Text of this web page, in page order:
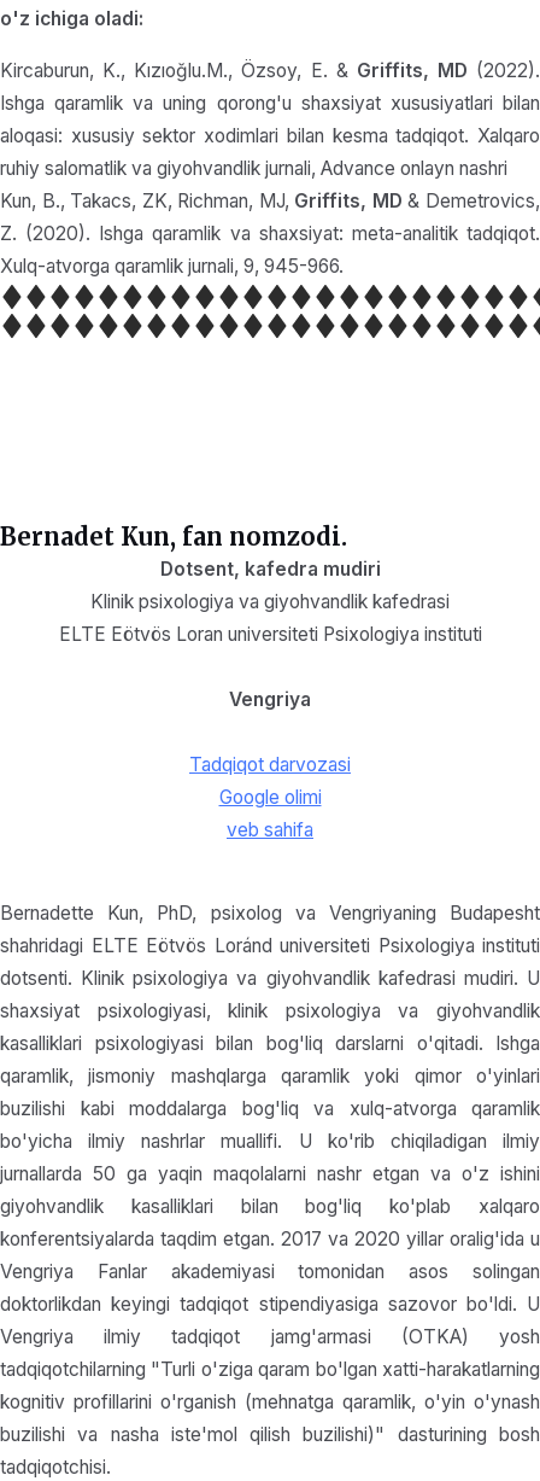
o'z ichiga oladi:
Kircaburun, K., Kızıoğlu.M., Özsoy, E. & Griffits, MD (2022).
Ishga qaramlik va uning qorong'u shaxsiyat xususiyatlari bilan
aloqasi: xususiy sektor xodimlari bilan kesma tadqiqot. Xalqaro
ruhiy salomatlik va giyohvandlik jurnali, Advance onlayn nashri
Kun, B., Takacs, ZK, Richman, MJ, Griffits, MD & Demetrovics,
Z. (2020). Ishga qaramlik va shaxsiyat: meta-analitik tadqiqot.
Xulq-atvorga qaramlik jurnali, 9, 945-966.
Bernadet Kun, fan nomzodi.
Dotsent, kafedra mudiri
Klinik psixologiya va giyohvandlik kafedrasi
ELTE Eötvös Loran universiteti Psixologiya instituti
Vengriya
Tadqiqot darvozasi
Google olimi
veb sahifa
Bernadette Kun, PhD, psixolog va Vengriyaning Budapesht
shahridagi ELTE Eötvös Loránd universiteti Psixologiya instituti
dotsenti. Klinik psixologiya va giyohvandlik kafedrasi mudiri. U
shaxsiyat psixologiyasi, klinik psixologiya va giyohvandlik
kasalliklari psixologiyasi bilan bog'liq darslarni o'qitadi. Ishga
qaramlik, jismoniy mashqlarga qaramlik yoki qimor o'yinlari
buzilishi kabi moddalarga bog'liq va xulq-atvorga qaramlik
bo'yicha ilmiy nashrlar muallifi. U ko'rib chiqiladigan ilmiy
jurnallarda 50 ga yaqin maqolalarni nashr etgan va o'z ishini
giyohvandlik kasalliklari bilan bog'liq ko'plab xalqaro
konferentsiyalarda taqdim etgan. 2017 va 2020 yillar oralig'ida u
Vengriya Fanlar akademiyasi tomonidan asos solingan
doktorlikdan keyingi tadqiqot stipendiyasiga sazovor bo'ldi. U
Vengriya ilmiy tadqiqot jamg'armasi (OTKA) yosh
tadqiqotchilarning "Turli o'ziga qaram bo'lgan xatti-harakatlarning
kognitiv profillarini o'rganish (mehnatga qaramlik, o'yin o'ynash
buzilishi va nasha iste'mol qilish buzilishi)" dasturining bosh
tadqiqotchisi.